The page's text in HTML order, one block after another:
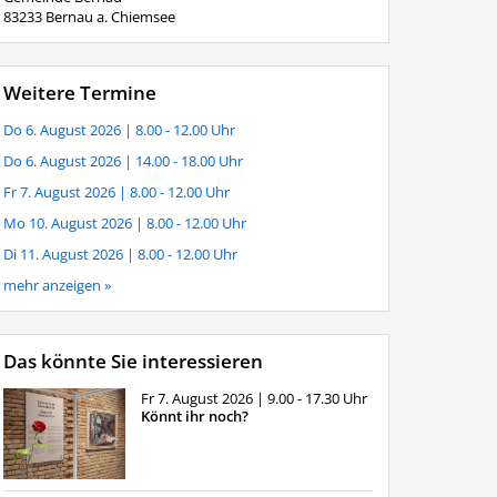
83233 Bernau a. Chiemsee
Weitere Termine
Do 6. August 2026 | 8.00 - 12.00 Uhr
Do 6. August 2026 | 14.00 - 18.00 Uhr
Fr 7. August 2026 | 8.00 - 12.00 Uhr
Mo 10. August 2026 | 8.00 - 12.00 Uhr
Di 11. August 2026 | 8.00 - 12.00 Uhr
mehr anzeigen »
Das könnte Sie interessieren
Fr 7. August 2026 | 9.00 - 17.30 Uhr
Könnt ihr noch?